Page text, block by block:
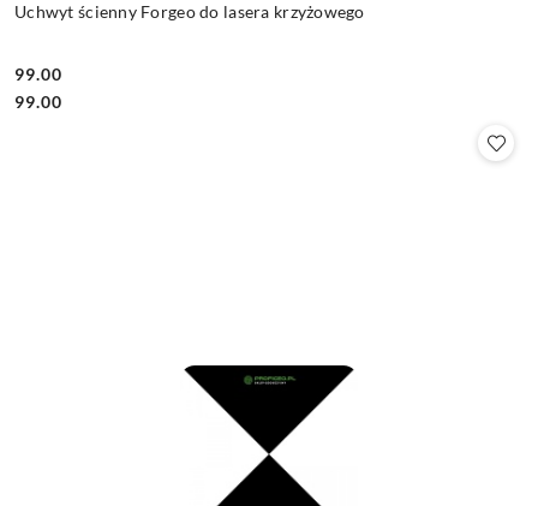
Uchwyt ścienny Forgeo do lasera krzyżowego
Cena:
99.00
Cena:
99.00